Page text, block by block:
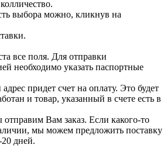
выбора можно, кликнув на
все поля. Для отправки
необходимо указать паспортные
придет счет на оплату. Это будет
и товар, указанный в счете есть в
Вам заказ. Если какого-то
мы можем предложить поставку
20 дней.